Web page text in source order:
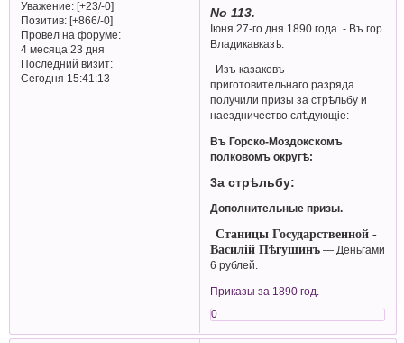
Уважение: [+23/-0]
Позитив: [+866/-0]
Провел на форуме:
4 месяца 23 дня
Последний визит:
Сегодня 15:41:13
No 113.
Іюня 27-го дня 1890 года. - Въ гор.
Владикавказѣ.
Изъ казаковъ
приготовительнаго разряда
получили призы за стрѣльбу и
наездничество слѣдующіе:
Въ Горско-Моздокскомъ
полковомъ округѣ:
3a стрѣльбу:
Дополнительные призы.
Станицы Государственной -
Василій Пѣгушинъ — Деньгами
6 рублей.
Приказы за 1890 год.
0